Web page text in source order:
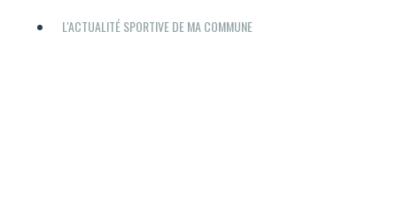
L'ACTUALITÉ SPORTIVE DE MA COMMUNE